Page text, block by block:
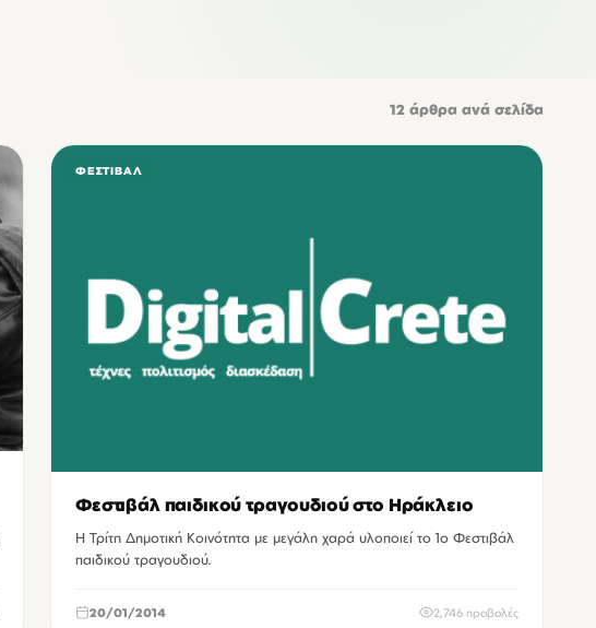
12 άρθρα ανά σελίδα
ΦΕΣΤΙΒΆΛ
Φεστιβάλ παιδικού τραγουδιού στο Ηράκλειο
Η Τρίτη Δημοτική Κοινότητα με μεγάλη χαρά υλοποιεί το 1ο Φεστιβάλ
παιδικού τραγουδιού.
20/01/2014 2,746 προβολές